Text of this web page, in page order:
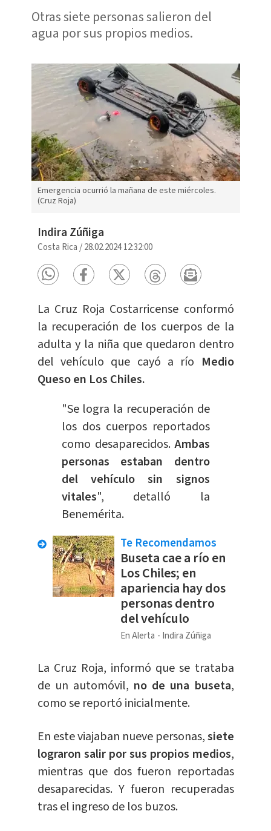
Otras siete personas salieron del
agua por sus propios medios.
Emergencia ocurrió la mañana de este miércoles.
(Cruz Roja)
Indira Zúñiga
Costa Rica /28.02.2024 12:32:00
La Cruz Roja Costarricense conformó
la recuperación de los cuerpos de la
adulta y la niña que quedaron dentro
del vehículo que cayó a río Medio
Queso en Los Chiles.
"Se logra la recuperación de
los dos cuerpos reportados
como desaparecidos.Ambas
personas estaban dentro
del vehículo sin signos
vitales", detalló la
Benemérita.
Te Recomendamos
Buseta cae a río en
Los Chiles; en
apariencia hay dos
personas dentro
del vehículo
En Alerta Indira Zúñiga
La Cruz Roja, informó que se trataba
de un automóvil, no de una buseta,
como se reportó inicialmente.
En este viajaban nueve personas,siete
lograron salir por sus propios medios,
mientras que dos fueron reportadas
desaparecidas. Y fueron recuperadas
tras el ingreso de los buzos.